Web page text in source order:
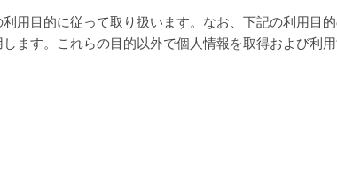
用目的に従って取り扱います。なお、下記の利用目
ます。これらの目的以外で個人情報を取得および利